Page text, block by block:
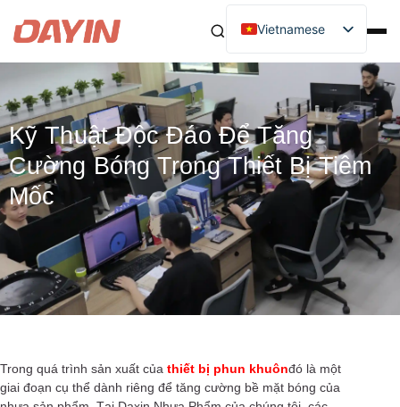
Vietnamese
Kỹ Thuật Độc Đáo Để Tăng
Cường Bóng Trong Thiết Bị Tiêm
Mốc
Trong quá trình sản xuất của thiết bị phun khuônđó là một
giai đoạn cụ thể dành riêng để tăng cường bề mặt bóng của